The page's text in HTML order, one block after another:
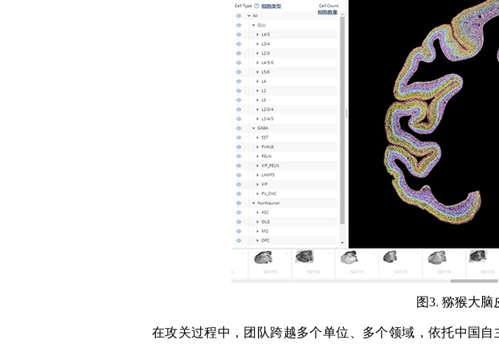
图3. 猕猴大脑
在攻关过程中，团队跨越多个单位、多个领域，依托中国